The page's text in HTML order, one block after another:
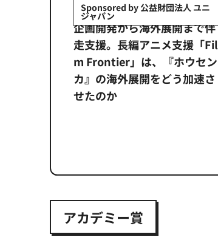
Sponsored by 公益財団法人 ユニ
ジャパン
企画開発から海外展開まで伴
走支援。長編アニメ支援「Fil
m Frontier」は、『ホウセン
カ』の海外展開をどう加速さ
せたのか
アカデミー賞